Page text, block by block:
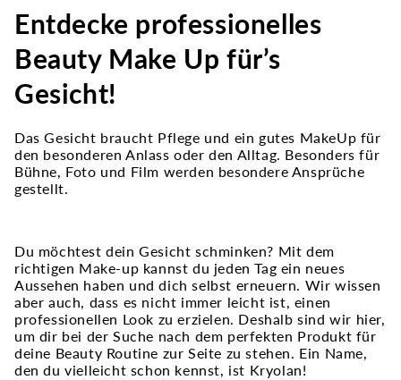
Entdecke professionelles
Beauty Make Up für’s
Gesicht!
Das Gesicht braucht Pflege und ein gutes MakeUp für
den besonderen Anlass oder den Alltag. Besonders für
Bühne, Foto und Film werden besondere Ansprüche
gestellt.
Du möchtest dein Gesicht schminken? Mit dem
richtigen Make-up kannst du jeden Tag ein neues
Aussehen haben und dich selbst erneuern. Wir wissen
aber auch, dass es nicht immer leicht ist, einen
professionellen Look zu erzielen. Deshalb sind wir hier,
um dir bei der Suche nach dem perfekten Produkt für
deine Beauty Routine zur Seite zu stehen. Ein Name,
den du vielleicht schon kennst, ist Kryolan!